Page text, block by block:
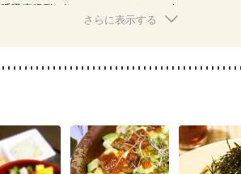
吸症候群 CKD（ステージ１） CKD（ステ
乳がん（ホルモン療法中）
さらに表示する